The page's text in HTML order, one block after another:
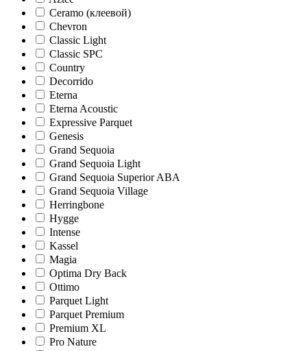
Ceramo (клеевой)
Chevron
Classic Light
Classic SPC
Country
Decorrido
Eterna
Eterna Acoustic
Expressive Parquet
Genesis
Grand Sequoia
Grand Sequoia Light
Grand Sequoia Superior ABA
Grand Sequoia Village
Herringbone
Hygge
Intense
Kassel
Magia
Optima Dry Back
Ottimo
Parquet Light
Parquet Premium
Premium XL
Pro Nature